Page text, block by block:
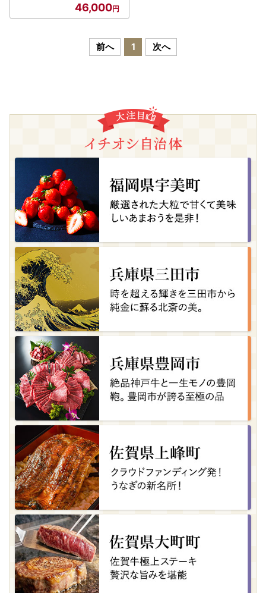
46,000
前へ 1 次へ